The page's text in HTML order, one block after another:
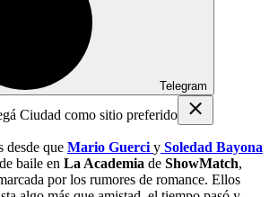
Telegram
Ciudad como sitio preferido
desde que Mario Guerci y Soledad Bayona
baile en La Academia de ShowMatch,
por los rumores de romance. Ellos